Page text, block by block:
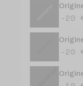
-20
-20